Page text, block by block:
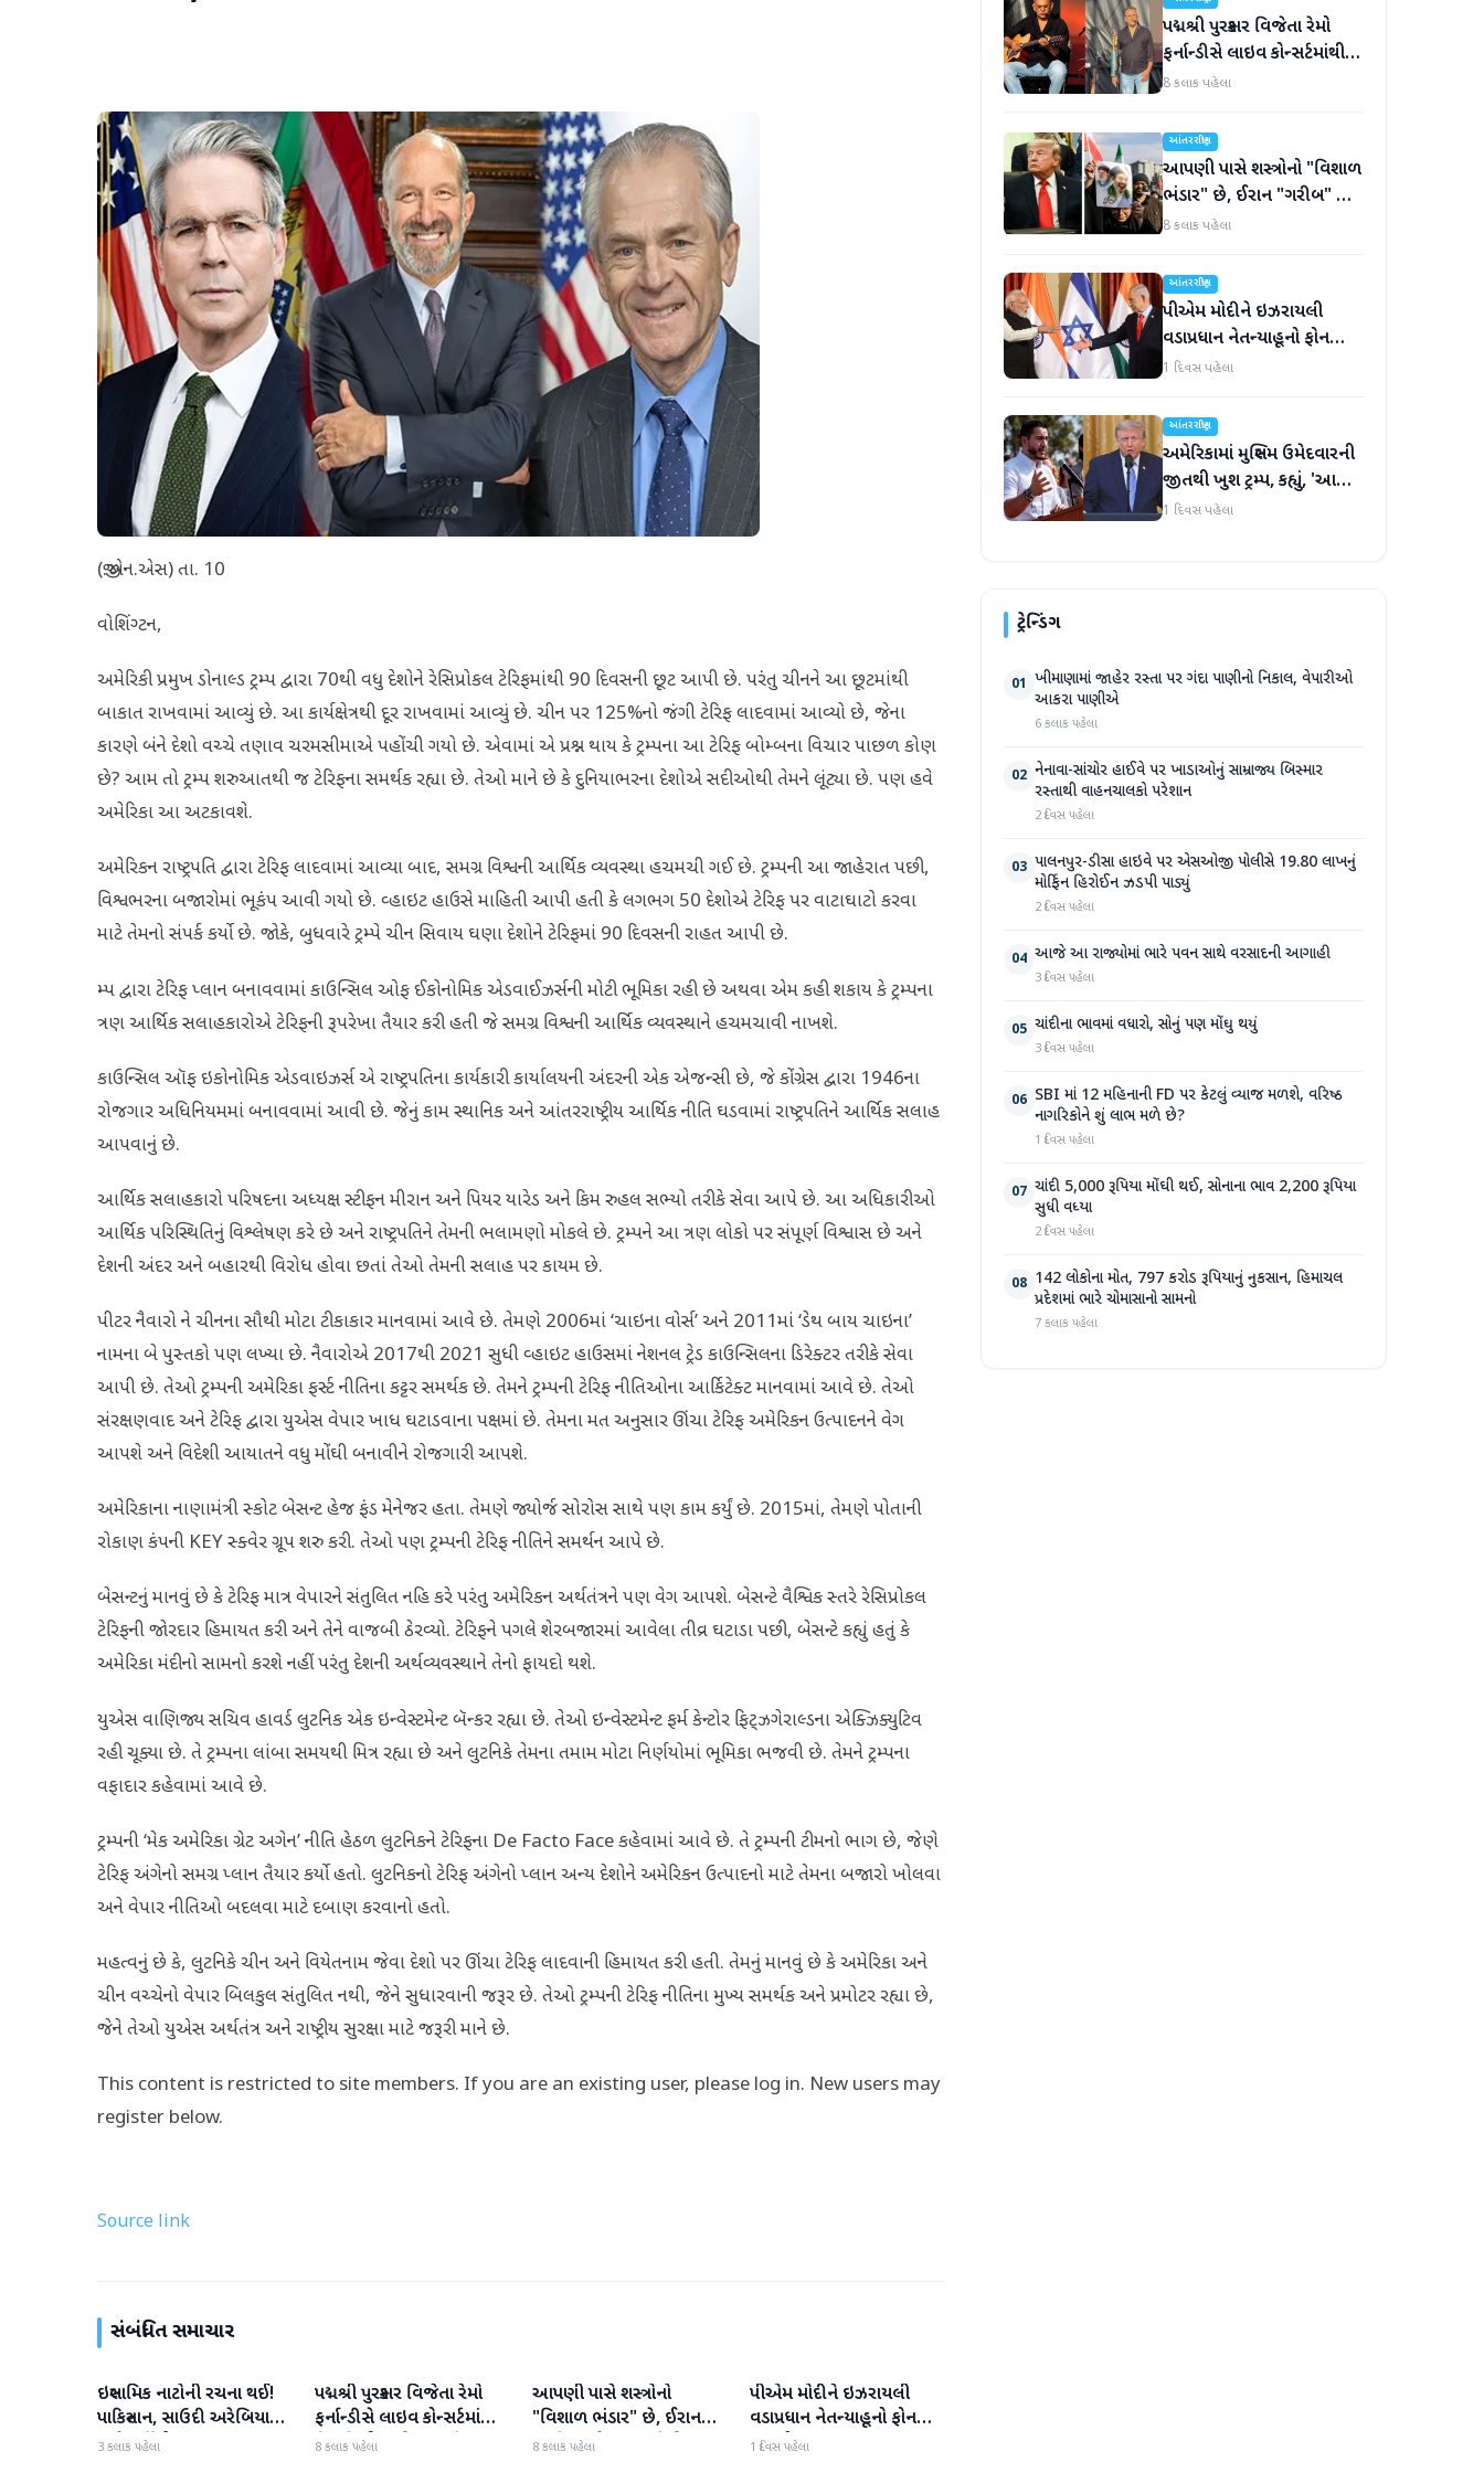
(જી.એન.એસ) તા. 10
વોશિંગ્ટન,
અમેરિકી પ્રમુખ ડોનાલ્ડ ટ્રમ્પ દ્વારા 70થી વધુ દેશોને રેસિપ્રોકલ ટેરિફમાંથી 90 દિવસની છૂટ આપી છે. પરંતુ ચીનને આ છૂટમાંથી
બાકાત રાખવામાં આવ્યું છે. આ કાર્યક્ષેત્રથી દૂર રાખવામાં આવ્યું છે. ચીન પર 125%નો જંગી ટેરિફ લાદવામાં આવ્યો છે, જેના
કારણે બંને દેશો વચ્ચે તણાવ ચરમસીમાએ પહોંચી ગયો છે. એવામાં એ પ્રશ્ન થાય કે ટ્રમ્પના આ ટેરિફ બોમ્બના વિચાર પાછળ કોણ
છે? આમ તો ટ્રમ્પ શરુઆતથી જ ટેરિફના સમર્થક રહ્યા છે. તેઓ માને છે કે દુનિયાભરના દેશોએ સદીઓથી તેમને લૂંટ્યા છે. પણ હવે
અમેરિકા આ અટકાવશે.
અમેરિકન રાષ્ટ્રપતિ દ્વારા ટેરિફ લાદવામાં આવ્યા બાદ, સમગ્ર વિશ્વની આર્થિક વ્યવસ્થા હચમચી ગઈ છે. ટ્રમ્પની આ જાહેરાત પછી,
વિશ્વભરના બજારોમાં ભૂકંપ આવી ગયો છે. વ્હાઇટ હાઉસે માહિતી આપી હતી કે લગભગ 50 દેશોએ ટેરિફ પર વાટાઘાટો કરવા
માટે તેમનો સંપર્ક કર્યો છે. જોકે, બુધવારે ટ્રમ્પે ચીન સિવાય ઘણા દેશોને ટેરિફમાં 90 દિવસની રાહત આપી છે.
મ્પ દ્વારા ટેરિફ પ્લાન બનાવવામાં કાઉન્સિલ ઓફ ઈકોનોમિક એડવાઈઝર્સની મોટી ભૂમિકા રહી છે અથવા એમ કહી શકાય કે ટ્રમ્પના
ત્રણ આર્થિક સલાહકારોએ ટેરિફની રૂપરેખા તૈયાર કરી હતી જે સમગ્ર વિશ્વની આર્થિક વ્યવસ્થાને હચમચાવી નાખશે.
કાઉન્સિલ ઑફ ઇકોનોમિક એડવાઇઝર્સ એ રાષ્ટ્રપતિના કાર્યકારી કાર્યાલયની અંદરની એક એજન્સી છે, જે કોંગ્રેસ દ્વારા 1946ના
રોજગાર અધિનિયમમાં બનાવવામાં આવી છે. જેનું કામ સ્થાનિક અને આંતરરાષ્ટ્રીય આર્થિક નીતિ ઘડવામાં રાષ્ટ્રપતિને આર્થિક સલાહ
આપવાનું છે.
આર્થિક સલાહકારો પરિષદના અધ્યક્ષ સ્ટીફન મીરાન અને પિયર યારેડ અને કિમ રુહલ સભ્યો તરીકે સેવા આપે છે. આ અધિકારીઓ
આર્થિક પરિસ્થિતિનું વિશ્લેષણ કરે છે અને રાષ્ટ્રપતિને તેમની ભલામણો મોકલે છે. ટ્રમ્પને આ ત્રણ લોકો પર સંપૂર્ણ વિશ્વાસ છે અને
દેશની અંદર અને બહારથી વિરોધ હોવા છતાં તેઓ તેમની સલાહ પર કાયમ છે.
પીટર નૈવારો ને ચીનના સૌથી મોટા ટીકાકાર માનવામાં આવે છે. તેમણે 2006માં ‘ચાઇના વોર્સ’ અને 2011માં ‘ડેથ બાય ચાઇના’
નામના બે પુસ્તકો પણ લખ્યા છે. નૈવારોએ 2017થી 2021 સુધી વ્હાઇટ હાઉસમાં નેશનલ ટ્રેડ કાઉન્સિલના ડિરેક્ટર તરીકે સેવા
આપી છે. તેઓ ટ્રમ્પની અમેરિકા ફર્સ્ટ નીતિના કટ્ટર સમર્થક છે. તેમને ટ્રમ્પની ટેરિફ નીતિઓના આર્કિટેક્ટ માનવામાં આવે છે. તેઓ
સંરક્ષણવાદ અને ટેરિફ દ્વારા યુએસ વેપાર ખાધ ઘટાડવાના પક્ષમાં છે. તેમના મત અનુસાર ઊંચા ટેરિફ અમેરિકન ઉત્પાદનને વેગ
આપશે અને વિદેશી આયાતને વધુ મોંઘી બનાવીને રોજગારી આપશે.
અમેરિકાના નાણામંત્રી સ્કોટ બેસન્ટ હેજ ફંડ મેનેજર હતા. તેમણે જ્યોર્જ સોરોસ સાથે પણ કામ કર્યું છે. 2015માં, તેમણે પોતાની
રોકાણ કંપની KEY સ્ક્વેર ગ્રૂપ શરુ કરી. તેઓ પણ ટ્રમ્પની ટેરિફ નીતિને સમર્થન આપે છે.
બેસન્ટનું માનવું છે કે ટેરિફ માત્ર વેપારને સંતુલિત નહિ કરે પરંતુ અમેરિકન અર્થતંત્રને પણ વેગ આપશે. બેસન્ટે વૈશ્વિક સ્તરે રેસિપ્રોકલ
ટેરિફની જોરદાર હિમાયત કરી અને તેને વાજબી ઠેરવ્યો. ટેરિફને પગલે શેરબજારમાં આવેલા તીવ્ર ઘટાડા પછી, બેસન્ટે કહ્યું હતું કે
અમેરિકા મંદીનો સામનો કરશે નહીં પરંતુ દેશની અર્થવ્યવસ્થાને તેનો ફાયદો થશે.
યુએસ વાણિજ્ય સચિવ હાવર્ડ લુટનિક એક ઇન્વેસ્ટમેન્ટ બૅન્કર રહ્યા છે. તેઓ ઇન્વેસ્ટમેન્ટ ફર્મ કેન્ટોર ફિટ્ઝગેરાલ્ડના એક્ઝિક્યુટિવ
રહી ચૂક્યા છે. તે ટ્રમ્પના લાંબા સમયથી મિત્ર રહ્યા છે અને લુટનિકે તેમના તમામ મોટા નિર્ણયોમાં ભૂમિકા ભજવી છે. તેમને ટ્રમ્પના
વફાદાર કહેવામાં આવે છે.
ટ્રમ્પની ‘મેક અમેરિકા ગ્રેટ અગેન’ નીતિ હેઠળ લુટનિકને ટેરિફના De Facto Face કહેવામાં આવે છે. તે ટ્રમ્પની ટીમનો ભાગ છે, જેણે
ટેરિફ અંગેનો સમગ્ર પ્લાન તૈયાર કર્યો હતો. લુટનિકનો ટેરિફ અંગેનો પ્લાન અન્ય દેશોને અમેરિકન ઉત્પાદનો માટે તેમના બજારો ખોલવા
અને વેપાર નીતિઓ બદલવા માટે દબાણ કરવાનો હતો.
મહત્વનું છે કે, લુટનિકે ચીન અને વિયેતનામ જેવા દેશો પર ઊંચા ટેરિફ લાદવાની હિમાયત કરી હતી. તેમનું માનવું છે કે અમેરિકા અને
ચીન વચ્ચેનો વેપાર બિલકુલ સંતુલિત નથી, જેને સુધારવાની જરૂર છે. તેઓ ટ્રમ્પની ટેરિફ નીતિના મુખ્ય સમર્થક અને પ્રમોટર રહ્યા છે,
જેને તેઓ યુએસ અર્થતંત્ર અને રાષ્ટ્રીય સુરક્ષા માટે જરૂરી માને છે.
This content is restricted to site members. If you are an existing user, please log in. New users may
register below.
Source link
સંબંધિત સમાચાર
આંતરરાષ્ટ્રીય
ઇસ્લામિક નાટોની રચના થઈ!
પાકિસ્તાન, સાઉદી અરેબિયા
અને તુર્કીએ સંયુક્ત સંરક્ષણ
3 કલાક પહેલા
આંતરરાષ્ટ્રીય
પદ્મશ્રી પુરસ્કાર વિજેતા રેમો
ફર્નાન્ડીસે લાઇવ કોન્સર્ટમાંથી
નિવૃત્તિની જાહેરાત કરી
8 કલાક પહેલા
આંતરરાષ્ટ્રીય
આપણી પાસે શસ્ત્રોનો
"વિશાળ ભંડાર" છે, ઈરાન
"ગરીબ" છે, ટ્રમ્પનું નિવેદન
8 કલાક પહેલા
આંતરરાષ્ટ્રીય
પીએમ મોદીને ઇઝરાયલી
વડાપ્રધાન નેતન્યાહૂનો ફોન
આવ્યો
1 દિવસ પહેલા
પદ્મશ્રી પુરસ્કાર વિજેતા રેમો
ફર્નાન્ડીસે લાઇવ કોન્સર્ટમાંથી
નિવૃત્તિની જાહેરાત કરી
8 કલાક પહેલા
આંતરરાષ્ટ્રીય
આપણી પાસે શસ્ત્રોનો "વિશાળ
ભંડાર" છે, ઈરાન "ગરીબ" છે,
ટ્રમ્પનું નિવેદન
8 કલાક પહેલા
આંતરરાષ્ટ્રીય
પીએમ મોદીને ઇઝરાયલી
વડાપ્રધાન નેતન્યાહૂનો ફોન
આવ્યો
1 દિવસ પહેલા
આંતરરાષ્ટ્રીય
અમેરિકામાં મુસ્લિમ ઉમેદવારની
જીતથી ખુશ ટ્રમ્પ, કહ્યું, 'આ
અમારા માટે સારા સમાચાર છે'
1 દિવસ પહેલા
ટ્રેન્ડિંગ
01 ખીમાણામાં જાહેર રસ્તા પર ગંદા પાણીનો નિકાલ, વેપારીઓ
આકરા પાણીએ
6 કલાક પહેલા
02 નેનાવા-સાંચોર હાઈવે પર ખાડાઓનું સામ્રાજ્ય બિસ્માર
રસ્તાથી વાહનચાલકો પરેશાન
2 દિવસ પહેલા
03 પાલનપુર-ડીસા હાઇવે પર એસઓજી પોલીસે 19.80 લાખનું
મોર્ફિન હિરોઈન ઝડપી પાડ્યું
2 દિવસ પહેલા
04 આજે આ રાજ્યોમાં ભારે પવન સાથે વરસાદની આગાહી
3 દિવસ પહેલા
05 ચાંદીના ભાવમાં વધારો, સોનું પણ મોંઘુ થયું
3 દિવસ પહેલા
06 SBI માં 12 મહિનાની FD પર કેટલું વ્યાજ મળશે, વરિષ્ઠ
નાગરિકોને શું લાભ મળે છે?
1 દિવસ પહેલા
07 ચાંદી 5,000 રૂપિયા મોંઘી થઈ, સોનાના ભાવ 2,200 રૂપિયા
સુધી વધ્યા
2 દિવસ પહેલા
08 142 લોકોના મોત, 797 કરોડ રૂપિયાનું નુકસાન, હિમાચલ
પ્રદેશમાં ભારે ચોમાસાનો સામનો
7 કલાક પહેલા